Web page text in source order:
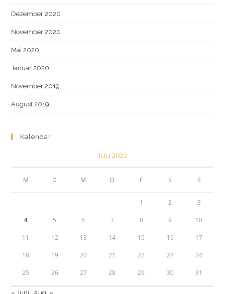
Dezember 2020
November 2020
Mai 2020
Januar 2020
November 2019
August 2019
Kalendar
JULI 2022
M D M D F S S
1 2 3
4 5 6 7 8 9 10
11 12 13 14 15 16 17
18 19 20 21 22 23 24
25 26 27 28 29 30 31